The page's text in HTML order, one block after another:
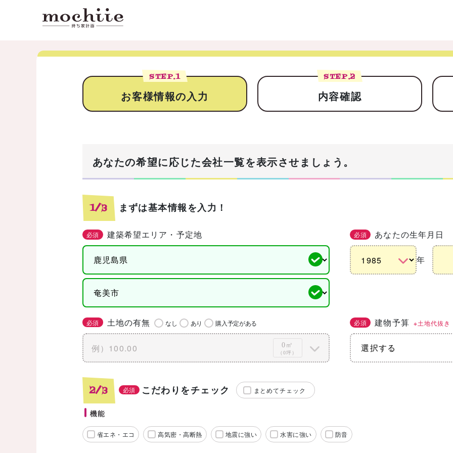
STEP.1
お客様情報の入力
STEP.2
内容確認
あなたの希望に応じた会社一覧を表示させましょう。
1/3 まずは基本情報を入力！
必須 建築希望エリア・予定地 必須 あなたの生年月日
年
必須 土地の有無 なし あり 購入予定がある
0㎡
（0坪）
必須 建物予算 ※土地代抜き
2/3 必須 こだわりをチェック まとめてチェック
機能
省エネ・エコ 高気密・高断熱 地震に強い 水害に強い 防音